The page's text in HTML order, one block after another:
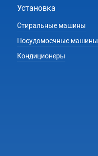
Установка
Стиральные машины
Посудомоечные машины
Кондиционеры